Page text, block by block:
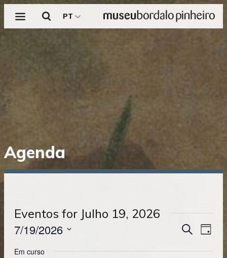
diretamente
conteúdo
PT
Pesquisar
Menu
Agenda
Eventos for Julho 19, 2026
Pesquisar
DE
DE
Dia
7/19/2026
a
Em curso